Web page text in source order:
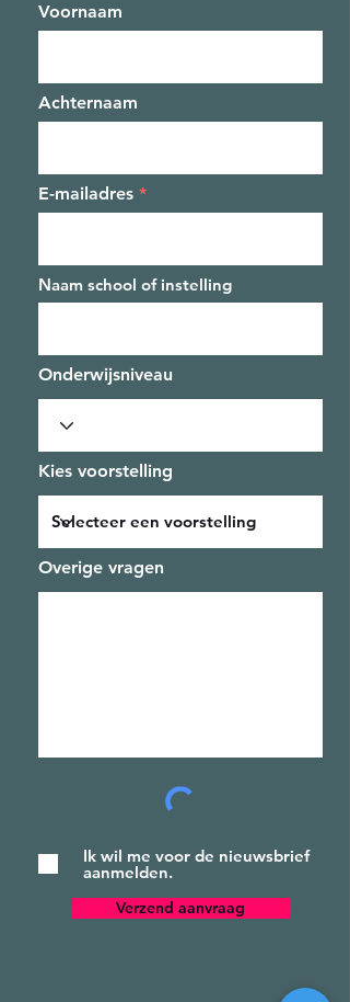
Voornaam
Achternaam
E-mailadres
Naam school of instelling
Onderwijsniveau
Kies voorstelling
Overige vragen
Ik wil me voor de nieuwsbrief
aanmelden.
Verzend aanvraag